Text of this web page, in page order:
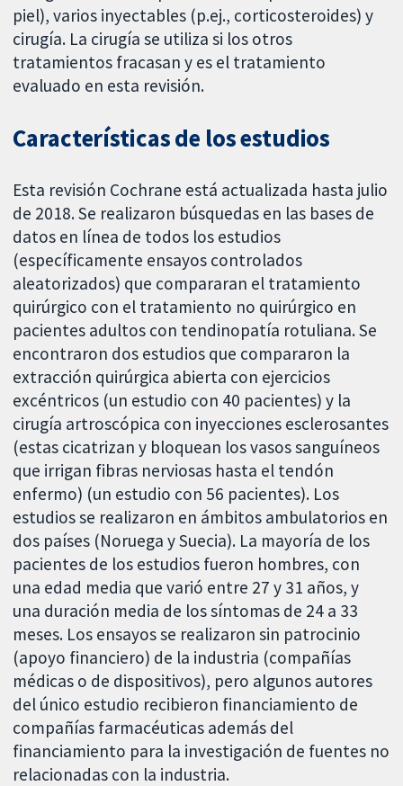
piel), varios inyectables (p.ej., corticosteroides) y
cirugía. La cirugía se utiliza si los otros
tratamientos fracasan y es el tratamiento
evaluado en esta revisión.
Características de los estudios
Esta revisión Cochrane está actualizada hasta julio
de 2018. Se realizaron búsquedas en las bases de
datos en línea de todos los estudios
(específicamente ensayos controlados
aleatorizados) que compararan el tratamiento
quirúrgico con el tratamiento no quirúrgico en
pacientes adultos con tendinopatía rotuliana. Se
encontraron dos estudios que compararon la
extracción quirúrgica abierta con ejercicios
excéntricos (un estudio con 40 pacientes) y la
cirugía artroscópica con inyecciones esclerosantes
(estas cicatrizan y bloquean los vasos sanguíneos
que irrigan fibras nerviosas hasta el tendón
enfermo) (un estudio con 56 pacientes). Los
estudios se realizaron en ámbitos ambulatorios en
dos países (Noruega y Suecia). La mayoría de los
pacientes de los estudios fueron hombres, con
una edad media que varió entre 27 y 31 años, y
una duración media de los síntomas de 24 a 33
meses. Los ensayos se realizaron sin patrocinio
(apoyo financiero) de la industria (compañías
médicas o de dispositivos), pero algunos autores
del único estudio recibieron financiamiento de
compañías farmacéuticas además del
financiamiento para la investigación de fuentes no
relacionadas con la industria.